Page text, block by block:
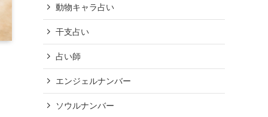
動物キャラ占い
干支占い
占い師
エンジェルナンバー
ソウルナンバー